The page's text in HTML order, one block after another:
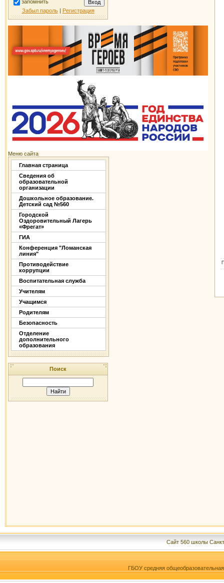
запомнить
Забыл пароль| Регистрация
Меню сайта
Главная страница
Сведения об
образовательной
организации
Дошкольное образование.
Детский сад №560
Городской
Оздоровительный Лагерь
«Фрегат»
ГИА
Конференция "Ломанская
линия"
Противодействие
коррупции
Воспитательная служба
Учителям
Учащимся
Родителям
Безопасность
Отделение
дополнительного
образования
Поиск
Сайт 560 школы
ГБОУ средняя